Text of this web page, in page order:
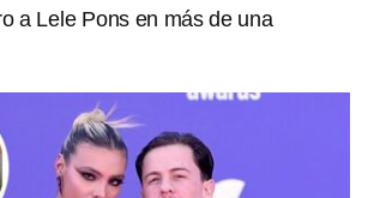
a Lele Pons en más de una